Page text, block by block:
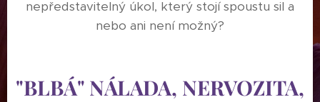
nepředstavitelný úkol, který stojí spoustu sil a
nebo ani není možný?
"BLBÁ" NÁLADA, NERVOZITA,